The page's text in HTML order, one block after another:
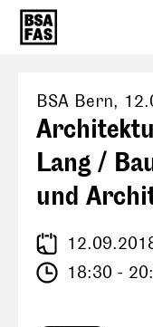
BSA Bern,
Lang /
und
18:30 -